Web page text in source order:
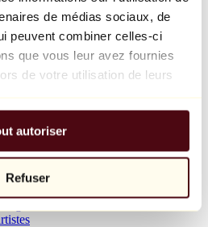
de médias sociaux, de
peuvent combiner celles-ci
que vous leur avez fournies
de votre utilisation de leurs
autoriser
Refuser